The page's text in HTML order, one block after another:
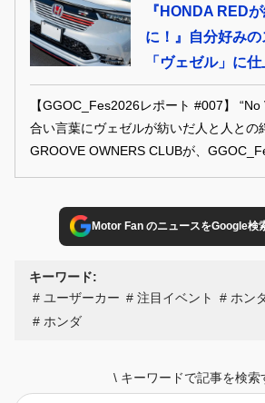
さるであろう車両を紹介していきます!!
『HONDA RED
に！』自分好み
「ヴェゼル」に
【GGOC_Fes2026レポート #007】
合い言葉にヴェゼルが紡いだ人と人との
GROOVE OWNERS CLUBが、
タム車両まで、ヴェゼル乗り以外のクル
さるであろう車両を紹介していきます!!
Motor Fan のニュースをGoogle検
キーワード:
ユーザーカー
注目イベント
ホン
ホンダ
\ キーワードで記事を検索